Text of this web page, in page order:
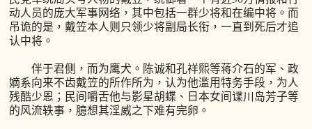
动人员的庞大军事网络，其中包括一群少将和在编中将。而
吊诡的是，戴笠本人则只领少将副局长衔，一直到死后才追
认中将。
伴于君侧，而为鹰犬。陈诚和孔祥熙等蒋介石的军、政
嫡系向来不齿戴笠的所作所为，认为他滥用特务手段，为人
残酷少恩；民间嚼舌他与影星胡蝶、日本女间谍川岛芳子等
的风流轶事，臆想其淫威之下难有完卵。